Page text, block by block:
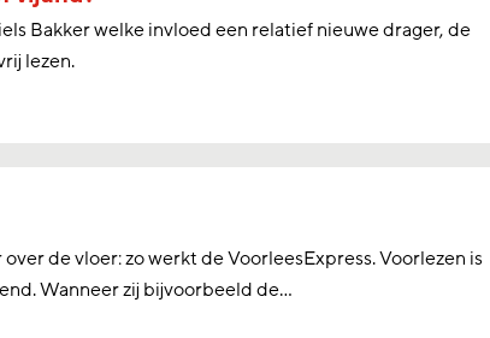
Bakker welke invloed een relatief nieuwe drager, de
lezen.
de vloer: zo werkt de VoorleesExpress. Voorlezen is
Wanneer zij bijvoorbeeld de...